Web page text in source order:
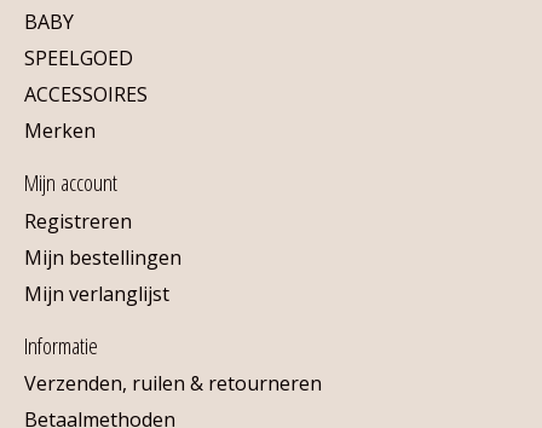
BABY
SPEELGOED
ACCESSOIRES
Merken
Mijn account
Registreren
Mijn bestellingen
Mijn verlanglijst
Informatie
Verzenden, ruilen & retourneren
Betaalmethoden